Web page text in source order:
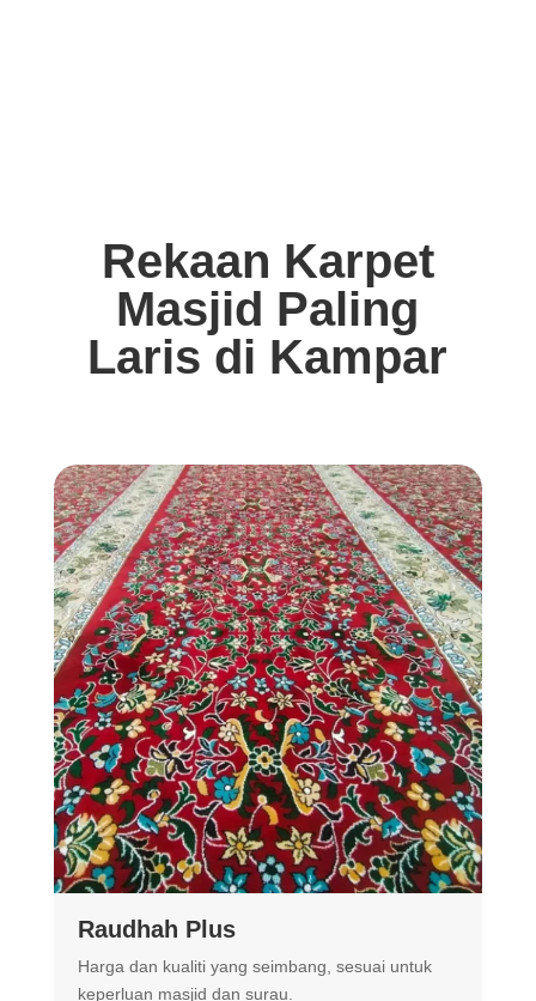
Rekaan Karpet
Masjid Paling
Laris di Kampar
Raudhah Plus
Harga dan kualiti yang seimbang, sesuai untuk
keperluan masjid dan surau.